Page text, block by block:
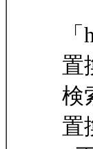
置
検
置